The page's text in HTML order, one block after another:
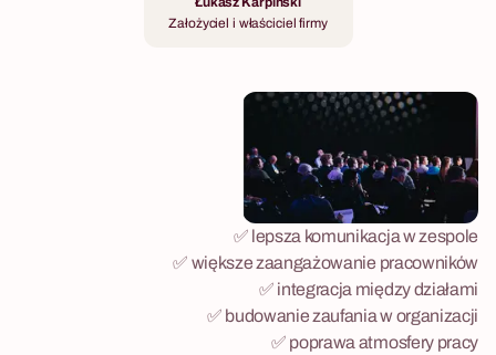
Założyciel i właściciel firmy
✅ lepsza komunikacja w zespole
✅ większe zaangażowanie pracowników
✅ integracja między działami
✅ budowanie zaufania w organizacji
✅ poprawa atmosfery pracy